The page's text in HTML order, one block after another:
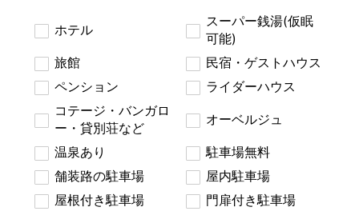
ホテル
スーパー銭湯(仮眠
可能)
旅館
民宿・ゲストハウス
ペンション
ライダーハウス
コテージ・バンガロ
ー・貸別荘など
オーベルジュ
温泉あり
駐車場無料
舗装路の駐車場
屋内駐車場
屋根付き駐車場
門扉付き駐車場